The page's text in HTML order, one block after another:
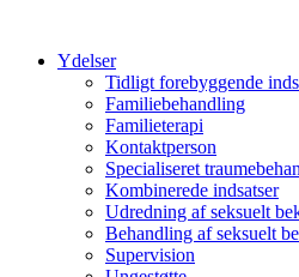
indholdYdelser
Tidligt forebyggende
Familiebehandling
Familieterapi
Kontaktperson
Specialiseret
Kombinerede indsatser
Udredning af seksuelt
Behandling af seksuelt
Supervision